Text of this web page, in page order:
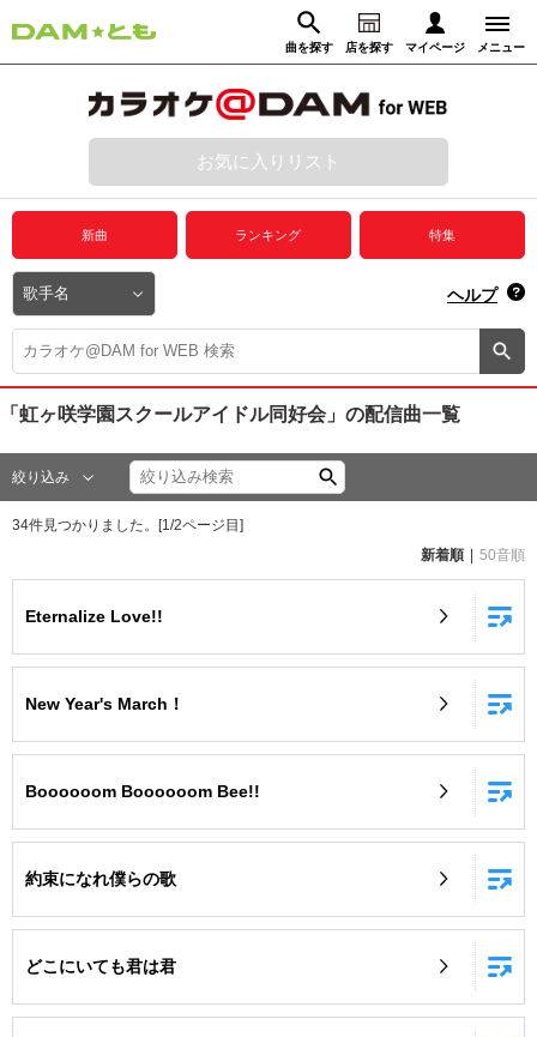
曲を探す 店を探す マイページ メニュー
動画からさがす 録音からさがす
ログイン
プレミアムサービス
DAM★とも動画
DAM★とも録音
カラオケ＠DAM
ユーザー検索
DAMの新曲・ランキングなど
自宅でカラオケ歌い放題！
お気に入りリスト
新曲 ランキング 特集
ヘルプ
「虹ヶ咲学園スクールアイドル同好会」 の配信曲一覧
絞り込み
34件見つかりました。[1 /2ページ目]
新着順
50音順
Eternalize Love!!
New Year's March！
Boooooom Boooooom Bee!!
約束になれ僕らの歌
どこにいても君は君